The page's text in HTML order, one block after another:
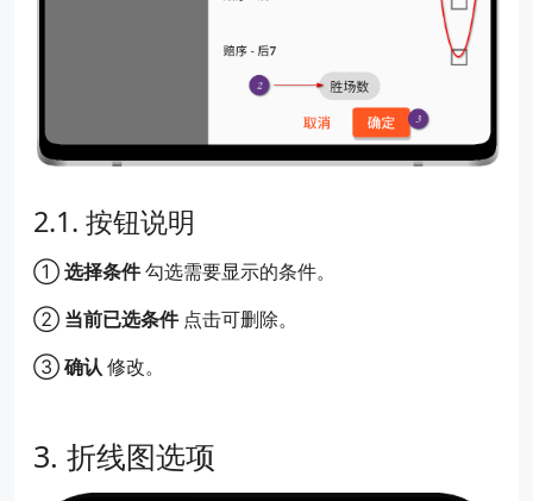
按钮说明
①选择条件勾选需要显示的条件。
② 当前已选条件点击可删除。
③确认 修改。
折线图选项